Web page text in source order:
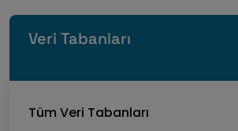
Veri Tabanları
Tüm Veri Tabanları